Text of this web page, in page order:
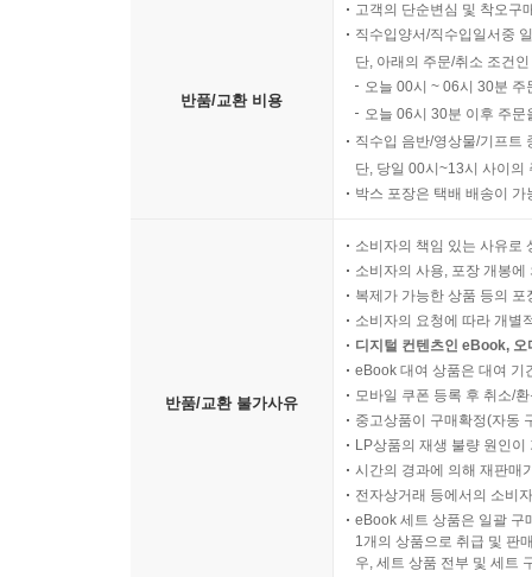
반품/교환 비용
고객의 단순변심 및 착오구
직수입양서/직수입일서중
단, 아래의 주문/취소 조건
오늘 00시 ~ 06시 30분
오늘 06시 30분 이후 주
직수입 음반/영상물/기프트
단, 당일 00시~13시 사이의
박스 포장은 택배 배송이
반품/교환 불가사유
소비자의 책임 있는 사유로
소비자의 사용, 포장 개봉
복제가 가능한 상품 등의
소비자의 요청에 따라 개별
디지털 컨텐츠인 eBook,
eBook 대여 상품은 대여 기
모바일 쿠폰 등록 후 취소/
중고상품이 구매확정(자동
LP상품의 재생 불량 원인
시간의 경과에 의해 재판매
전자상거래 등에서의 소비
eBook 세트 상품은 일괄 구
1개의 상품으로 취급 및 판
우, 세트 상품 전부 및 세트